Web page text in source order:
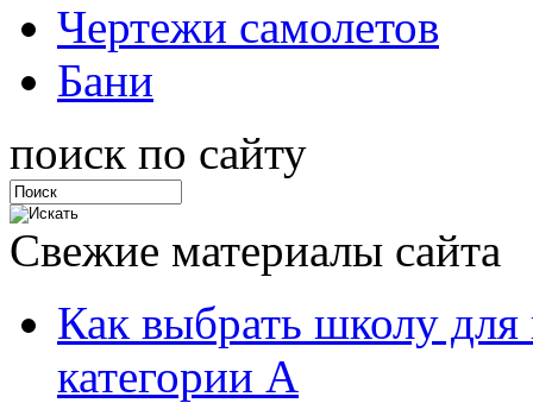
Чертежи самолетов
Бани
поиск по сайту
Свежие материалы сайта
Как выбрать школу для
категории А